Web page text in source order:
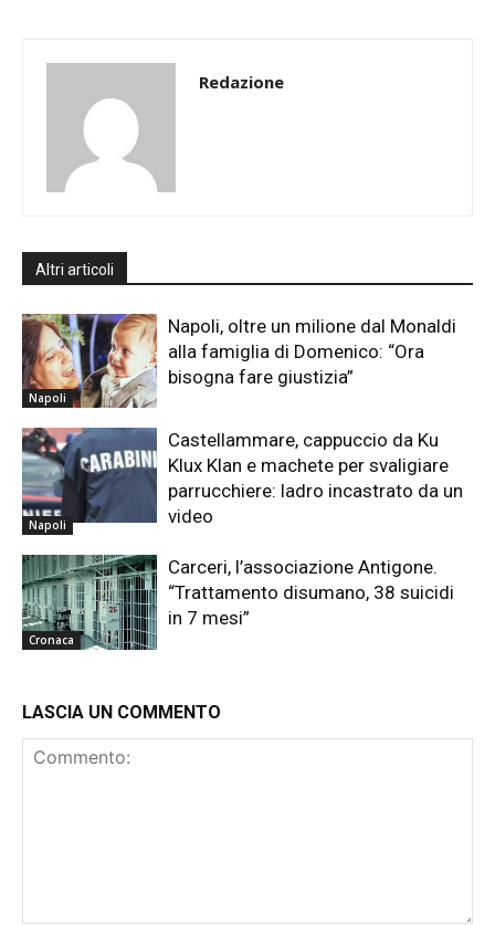
Redazione
Altri articoli
Napoli
Napoli, oltre un milione dal Monaldi
alla famiglia di Domenico: “Ora
bisogna fare giustizia”
Napoli
Castellammare, cappuccio da Ku
Klux Klan e machete per svaligiare
parrucchiere: ladro incastrato da un
video
Cronaca
Carceri, l’associazione Antigone.
“Trattamento disumano, 38 suicidi
in 7 mesi”
LASCIA UN COMMENTO